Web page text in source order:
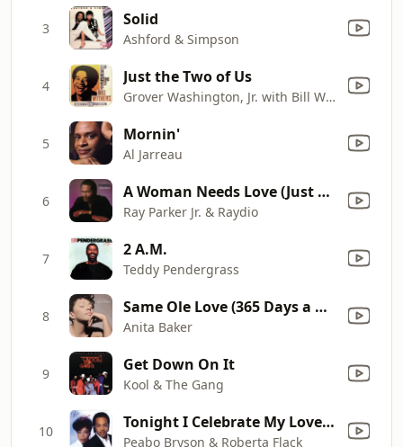
3 Solid
Ashford & Simpson
4 Just the Two of Us
Grover Washington, Jr. with Bill Withers
5 Mornin'
Al Jarreau
6 A Woman Needs Love (Just Like You Do) [7" Version]
Ray Parker Jr. & Raydio
7 2 A.M.
Teddy Pendergrass
8 Same Ole Love (365 Days a Week)
Anita Baker
9 Get Down On It
Kool & The Gang
10 Tonight I Celebrate My Love (feat. Roberta Flack)
Peabo Bryson & Roberta Flack